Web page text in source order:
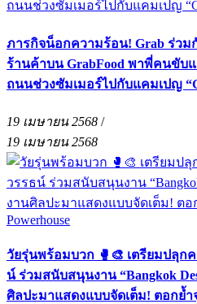
ภารกิจน็อกความร้อน! Grab ร่วม
ร้านค้าบน GrabFood พาพี่คนขับ
ถนนช่วงซัมเมอร์ไปกับแคมเปญ
19 เมษายน 2568 /
19 เมษายน 2568
วัยรุ่นพร้อมบวก 🥊🎨 เตรียมปลุก
น์ ร่วมสนับสนุนงาน “Bangkok
ศิลปะมาแสดงแบบจัดเต็ม! ตอกย้ำ